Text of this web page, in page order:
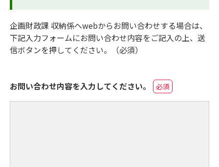
企画財政課 収納係へwebからお問い合わせする場合は、
下記入力フォームにお問い合わせ内容をご記入の上、送
信ボタンを押してください。（必須）
お問い合わせ内容を入力してください。 必須